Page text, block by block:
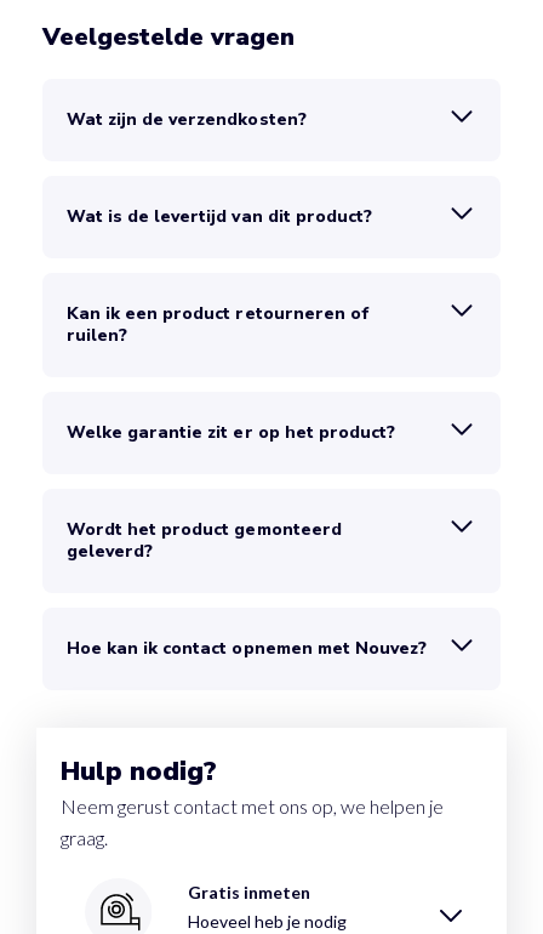
Veelgestelde vragen
Wat zijn de verzendkosten?
Wat is de levertijd van dit product?
Kan ik een product retourneren of
ruilen?
Welke garantie zit er op het product?
Wordt het product gemonteerd
geleverd?
Hoe kan ik contact opnemen met Nouvez?
Hulp nodig?
Neem gerust contact met ons op, we helpen je
graag.
Gratis inmeten
Hoeveel heb je nodig